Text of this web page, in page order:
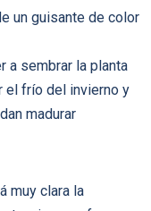
un guisante de color
a sembrar la planta
el frío del invierno y
madurar
muy clara la